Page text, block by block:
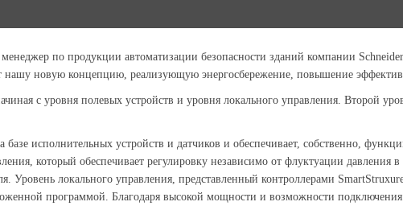
по продукции автоматизации безопасности зданий компании
нашу новую концепцию, реализующую энергосбережение, повышение
с уровня полевых устройств и уровня локального управления. Второй
базе исполнительных устройств и датчиков и обеспечивает, собственно,
который обеспечивает регулировку независимо от флуктуации давления
Уровень локального управления, представленный контроллерами
программой. Благодаря высокой мощности и возможности